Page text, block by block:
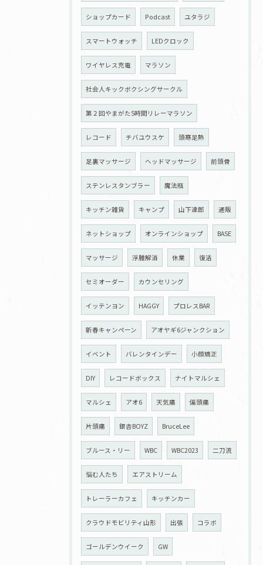
ショップカード Podcast ユタラジ
スマートウォッチ LEDクロック
ワイヤレス充電 マラソン
社会人キックボクシングサークル
第２回やまがた5時間リレーマラソン
レコード チバユウスケ 頭寒足熱
足裏マッサージ ヘッドマッサージ 前頭骨
ステンレスタンブラー 魔法瓶
キッチン雑貨 キャンプ 山下達郎 通販
ネットショップ オンラインショップ BASE
マッサージ 浮腫解消 休業 復活
セミオーダー カウンセリング
イッテンヨン HAGGY プロレスBAR
新春キャンペーン アオヤギ6ジャンクション
イベント バレンタインデー 小顔矯正
DIY レコードボックス ナイトマルシェ
マルシェ アオ6 天気痛 偏頭痛
片頭痛 銀杏BOYZ BruceLee
ブルース・リー WBC WBC2023 二刀流
悩む人たち エアストリーム
トレーラーカフェ キッチンカー
クラウドモビリティ山形 出張 コラボ
ゴールデンウイーク GW